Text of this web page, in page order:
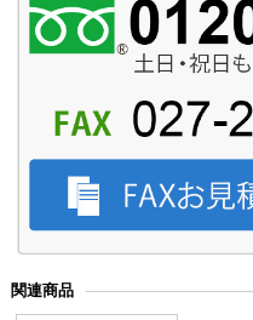
関連商品